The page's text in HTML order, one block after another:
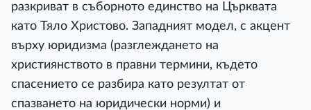
разкриват в съборното единство на Църквата
като Тяло Христово. Западният модел, с акцент
върху юридизма (разглеждането на
християнството в правни термини, където
спасението се разбира като резултат от
спазването на юридически норми) и